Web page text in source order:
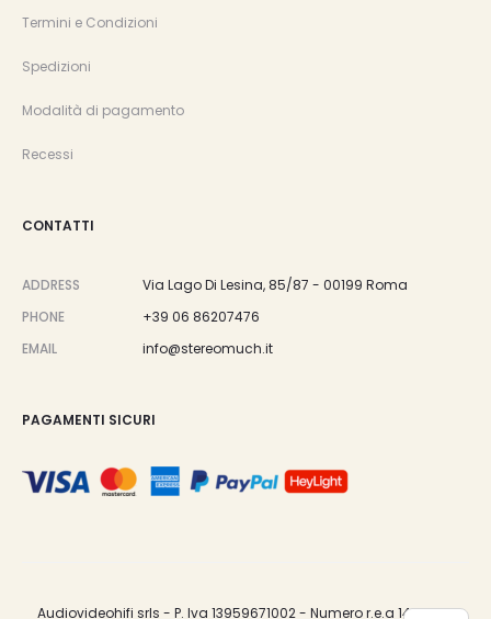
Termini e Condizioni
Spedizioni
Modalità di pagamento
Recessi
CONTATTI
ADDRESS
Via Lago Di Lesina, 85/87 - 00199 Roma
PHONE
+39 06 86207476
EMAIL
info@stereomuch.it
PAGAMENTI SICURI
Audiovideohifi srls - P. Iva 13959671002 - Numero r.e.a 1487033.